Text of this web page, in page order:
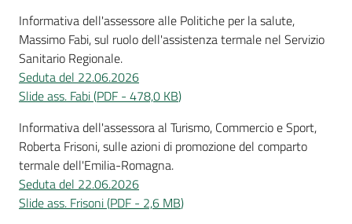
Informativa dell'assessore alle Politiche per la salute,
Massimo Fabi, sul ruolo dell'assistenza termale nel Servizio
Sanitario Regionale.
Seduta del 22.06.2026
Slide ass. Fabi(PDF - 478,0 KB)
Informativa dell'assessora al Turismo, Commercio e Sport,
Roberta Frisoni, sulle azioni di promozione del comparto
termale dell'Emilia-Romagna.
Seduta del 22.06.2026
Slide ass. Frisoni(PDF - 2,6 MB)